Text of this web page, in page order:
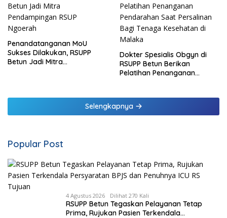
Penandatanganan MoU
Sukses Dilakukan, RSUPP
Betun Jadi Mitra
Dokter Spesialis Obgyn di
RSUPP Betun Berikan
Pelatihan Penanganan
Malaka
Selengkapnya
Popular Post
4 Agustus 2026 Dilihat 270 Kali
RSUPP Betun Tegaskan Pelayanan Tetap
Prima, Rujukan Pasien Terkendala